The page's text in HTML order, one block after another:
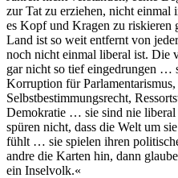
zur Tat zu erziehen, nicht
es Kopf und Kragen zu riskieren
Land ist so weit entfernt von
noch nicht einmal liberal ist. Die
gar nicht so tief eingedrungen …
Korruption für
Selbstbestimmungsrecht,
Demokratie … sie sind nie liberal
spüren nicht, dass die Welt um
fühlt … sie spielen ihren
andre die Karten hin, dann
ein Inselvolk.«